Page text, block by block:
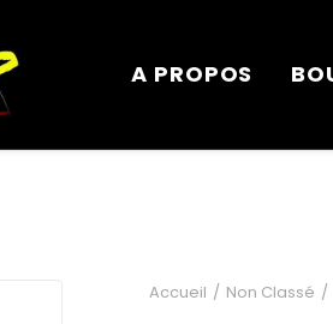
A PROPOS
Accueil Non Classé